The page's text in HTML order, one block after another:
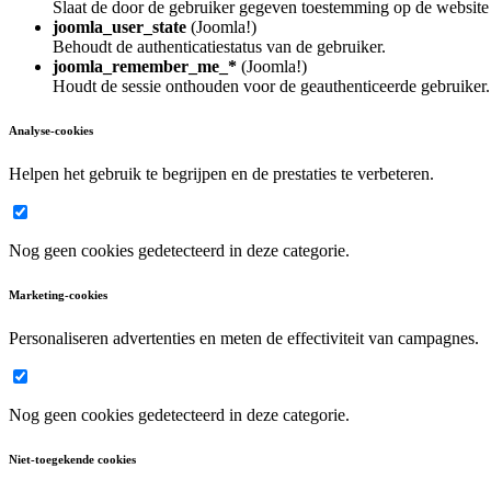
Slaat de door de gebruiker gegeven toestemming op de
joomla_user_state (Joomla!)
Behoudt de authenticatiestatus van de gebruiker.
joomla_remember_me_* (Joomla!)
Houdt de sessie onthouden voor de geauthenticeerde gebruiker.
Analyse-cookies
Helpen het gebruik te begrijpen en de prestaties te verbeteren.
Nog geen cookies gedetecteerd in deze categorie.
Marketing-cookies
Personaliseren advertenties en meten de effectiviteit van campagnes.
Nog geen cookies gedetecteerd in deze categorie.
Niet-toegekende cookies